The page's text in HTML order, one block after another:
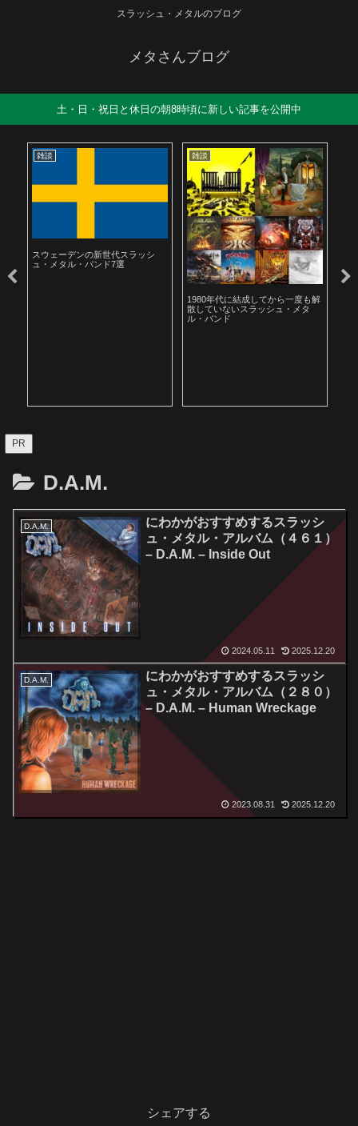
スラッシュ・メタルのブログ
メタさんブログ
土・日・祝日と休日の朝8時頃に新しい記事を公開中
雑談
スウェーデンの新世代スラッシ
ュ・メタル・バンド7選
雑談
1980年代に結成してから一度も解
散していないスラッシュ・メタ
ル・バンド
PR
D.A.M.
D.A.M.
にわかがおすすめするスラッシ
ュ・メタル・アルバム（４６１）
– D.A.M. – Inside Out
2024.05.11 2025.12.20
D.A.M.
にわかがおすすめするスラッシ
ュ・メタル・アルバム（２８０）
– D.A.M. – Human Wreckage
2023.08.31 2025.12.20
シェアする